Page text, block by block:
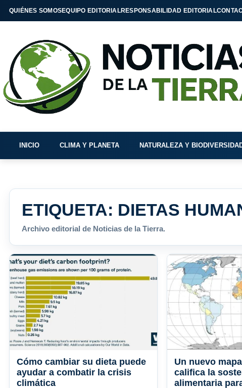
QUIÉNES SOMOSEQUIPO EDITORIALRESPONSABILIDAD EDITORIAL
INICIO CLIMA Y PLANETA NATURALEZA Y
ETIQUETA: DIETAS
Archivo editorial de Noticias de la Tierra.
Cómo cambiar su dieta puede
ayudar a combatir la crisis
climática
Un nuevo
califica la
alimentaria